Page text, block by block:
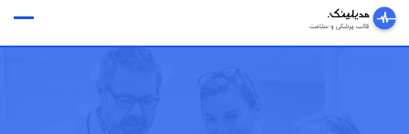
Skip
content